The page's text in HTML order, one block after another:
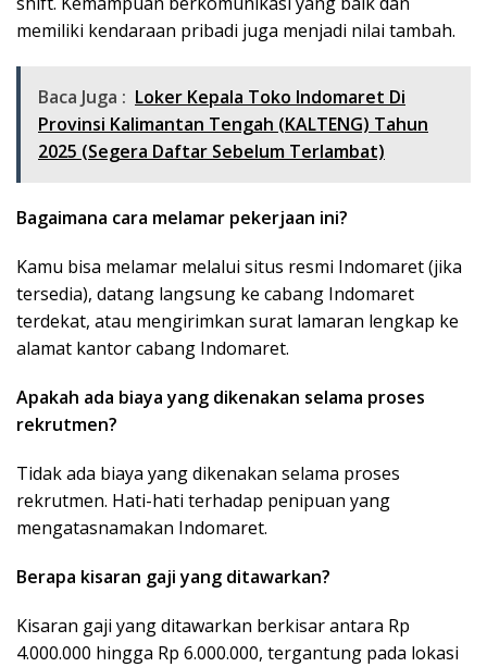
memiliki kendaraan pribadi juga menjadi nilai tambah.
Baca Juga : Loker Kepala Toko Indomaret Di
Provinsi Kalimantan Tengah (KALTENG) Tahun
2025 (Segera Daftar Sebelum Terlambat)
Bagaimana cara melamar pekerjaan ini?
Kamu bisa melamar melalui situs resmi Indomaret (jika
tersedia), datang langsung ke cabang Indomaret
terdekat, atau mengirimkan surat lamaran lengkap ke
alamat kantor cabang Indomaret.
Apakah ada biaya yang dikenakan selama proses
rekrutmen?
Tidak ada biaya yang dikenakan selama proses
rekrutmen. Hati-hati terhadap penipuan yang
mengatasnamakan Indomaret.
Berapa kisaran gaji yang ditawarkan?
Kisaran gaji yang ditawarkan berkisar antara Rp
4.000.000 hingga Rp 6.000.000, tergantung pada lokasi